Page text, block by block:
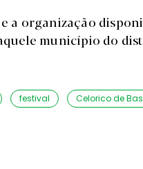
a organização
município do
festival Celorico de